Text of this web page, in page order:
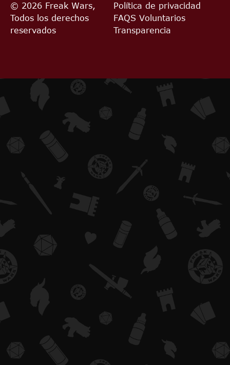
© 2026 Freak Wars,
Todos los derechos
reservados
Política de privacidad
FAQS Voluntarios
Transparencia